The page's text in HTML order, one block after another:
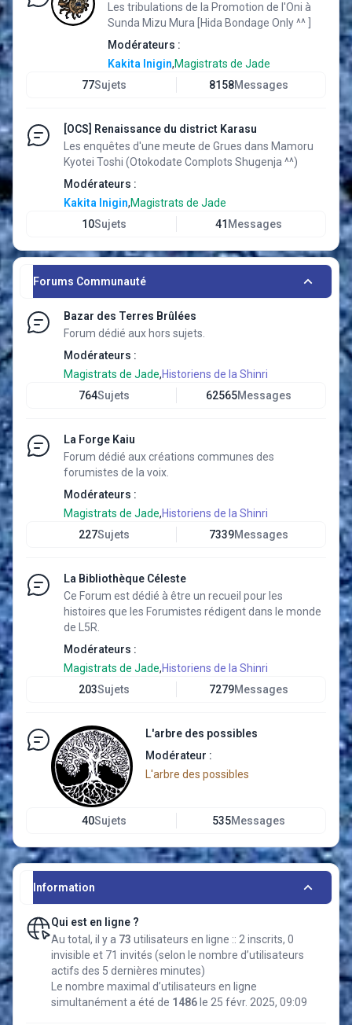
Les tribulations de la Promotion de l'Oni à
Sunda Mizu Mura [Hida Bondage Only ^^ ]
Modérateurs :
Kakita Inigin,Magistrats de Jade
77Sujets 8158Messages
[OCS] Renaissance du district Karasu
Les enquêtes d'une meute de Grues dans Mamoru
Kyotei Toshi (Otokodate Complots Shugenja ^^)
Modérateurs :
Kakita Inigin,Magistrats de Jade
10Sujets 41 Messages
Forums Communauté
Bazar des Terres Brûlées
Forum dédié aux hors sujets.
Modérateurs :
Magistrats de Jade,Historiens de la Shinri
764Sujets 62565Messages
La Forge Kaiu
Forum dédié aux créations communes des
forumistes de la voix.
Modérateurs :
Magistrats de Jade,Historiens de la Shinri
227Sujets 7339Messages
La Bibliothèque Céleste
Ce Forum est dédié à être un recueil pour les
histoires que les Forumistes rédigent dans le monde
de L5R.
Modérateurs :
Magistrats de Jade,Historiens de la Shinri
203Sujets 7279Messages
L'arbre des possibles
Modérateur :
L'arbre des possibles
40Sujets 535Messages
Information
Qui est en ligne ?
Au total, il y a 73 utilisateurs en ligne :: 2 inscrits, 0
invisible et 71 invités (selon le nombre d’utilisateurs
actifs des 5 dernières minutes)
Le nombre maximal d’utilisateurs en ligne
simultanément a été de 1486 le 25 févr. 2025, 09:09